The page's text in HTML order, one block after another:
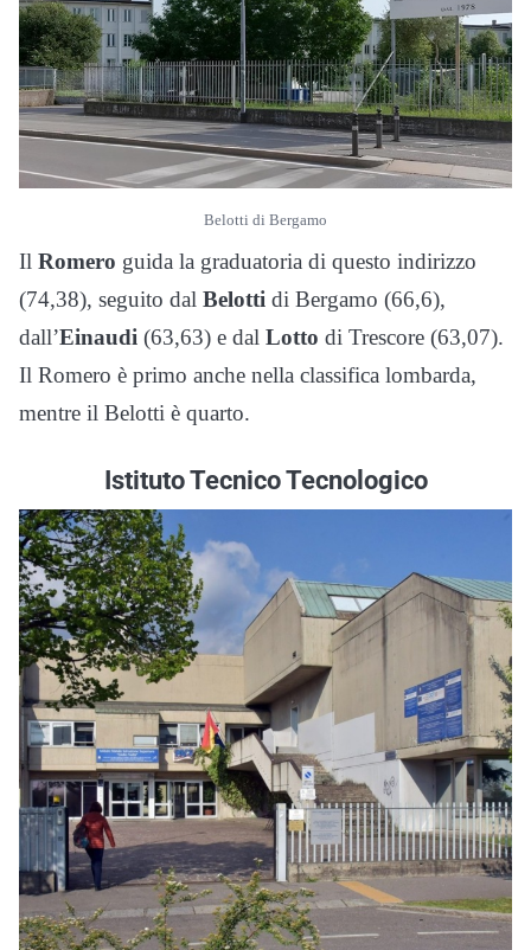
Belotti di Bergamo
Il Romero guida la graduatoria di questo indirizzo
(74,38), seguito dal Belotti di Bergamo (66,6),
dall’Einaudi (63,63) e dal Lotto di Trescore (63,07).
Il Romero è primo anche nella classifica lombarda,
mentre il Belotti è quarto.
Istituto Tecnico Tecnologico